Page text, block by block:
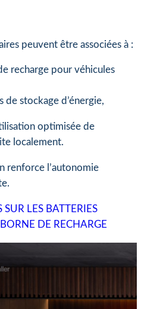
peuvent être associées à :
recharge pour véhicules
de stockage d’énergie,
optimisée de
localement.
renforce l’autonomie
SUR LES BATTERIES
DE RECHARGE